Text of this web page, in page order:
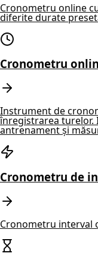
Cronometru online
diferite durate
Cronometru
Instrument de
înregistrarea
antrenament și
Cronometru de
Cronometru interval